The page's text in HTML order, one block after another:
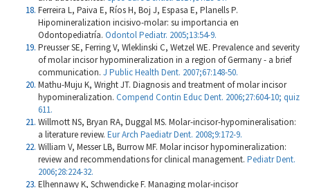
Ferreira L, Paiva E, Ríos H, Boj J, Espasa E, Planells P.
Hipomineralization incisivo-molar: su importancia en
Odontopediatría. Odontol Pediatr. 2005;13:54-9.
Preusser SE, Ferring V, Wleklinski C, Wetzel WE. Prevalence and severity
of molar incisor hypomineralization in a region of Germany - a brief
communication. J Public Health Dent. 2007;67:148-50.
Mathu-Muju K, Wright JT. Diagnosis and treatment of molar incisor
hypomineralization. Compend Contin Educ Dent. 2006;27:604-10; quiz
611.
Willmott NS, Bryan RA, Duggal MS. Molar-incisor-hypomineralisation:
a literature review. Eur Arch Paediatr Dent. 2008;9:172-9.
William V, Messer LB, Burrow MF. Molar incisor hypomineralization:
review and recommendations for clinical management. Pediatr Dent.
2006;28:224-32.
Elhennawy K, Schwendicke F. Managing molar-incisor